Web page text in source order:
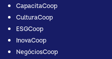
CapacitaCoop
CulturaCoop
ESGCoop
InovaCoop
NegóciosCoop